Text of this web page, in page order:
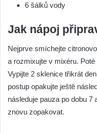
6 šálků vody
Jak nápoj
Nejprve smíchejte
a rozmixujte v mixéru.
Vypijte 2 sklenice třikrát
postup opakujte ještě
následuje pauza po dobu 7
znovu zopakovat.